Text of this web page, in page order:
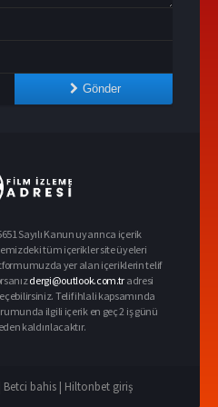
Gönder
Sayılı Kanun uyarınca içerik
tüm içerikler site üyeleri
yer alan içeriklerin telif
dergi@outlook.com.tr adresi
Telif ihlali kapsamında
ilgili içerik en geç 2 iş günü
kaldırılacaktır.
Betci bahis | Hiltonbet giriş